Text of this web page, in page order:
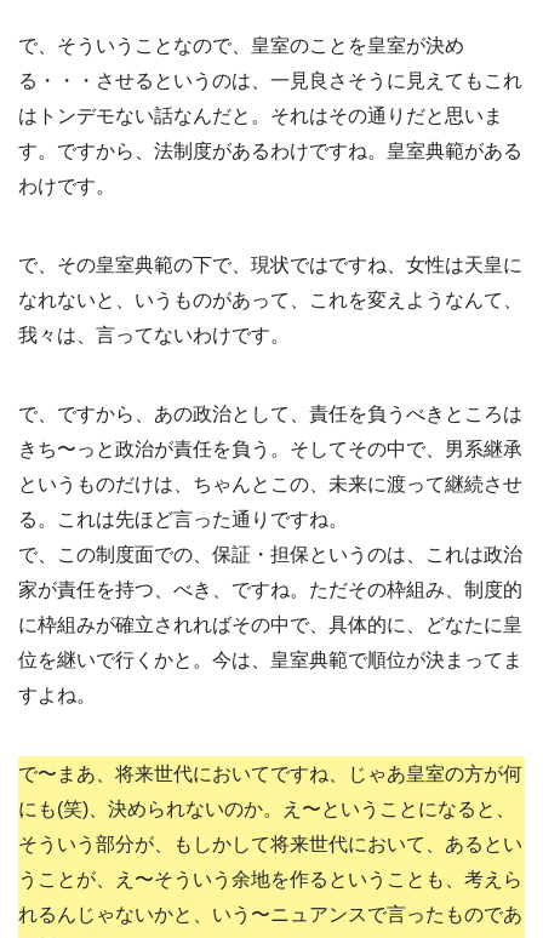
で、そういうことなので、皇室のことを皇室が決め
る・・・させるというのは、一見良さそうに見えてもこれ
はトンデモない話なんだと。それはその通りだと思いま
す。ですから、法制度があるわけですね。皇室典範がある
わけです。
で、その皇室典範の下で、現状ではですね、女性は天皇に
なれないと、いうものがあって、これを変えようなんて、
我々は、言ってないわけです。
で、ですから、あの政治として、責任を負うべきところは
きち〜っと政治が責任を負う。そしてその中で、男系継承
というものだけは、ちゃんとこの、未来に渡って継続させ
る。これは先ほど言った通りですね。
で、この制度面での、保証・担保というのは、これは政治
家が責任を持つ、べき、ですね。ただその枠組み、制度的
に枠組みが確立されればその中で、具体的に、どなたに皇
位を継いで行くかと。今は、皇室典範で順位が決まってま
すよね。
で〜まあ、将来世代においてですね、じゃあ皇室の方が何
にも(笑)、決められないのか。え〜ということになると、
そういう部分が、もしかして将来世代において、あるとい
うことが、え〜そういう余地を作るということも、考えら
れるんじゃないかと、いう〜ニュアンスで言ったものであ